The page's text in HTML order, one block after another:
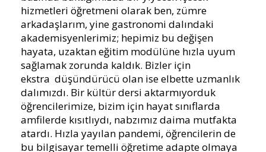
hizmetleri öğretmeni olarak ben, zümre
arkadaşlarım, yine gastronomi dalındaki
akademisyenlerimiz; hepimiz bu değişen
hayata, uzaktan eğitim modülüne hızla uyum
sağlamak zorunda kaldık. Bizler için
ekstra düşündürücü olan ise elbette uzmanlık
dalımızdı. Bir kültür dersi aktarmıyorduk
öğrencilerimize, bizim için hayat sınıflarda
amfilerde kısıtlıydı, nabzımız daima mutfakta
atardı. Hızla yayılan pandemi, öğrencilerin de
bu bilgisayar temelli öğretime adapte olmaya